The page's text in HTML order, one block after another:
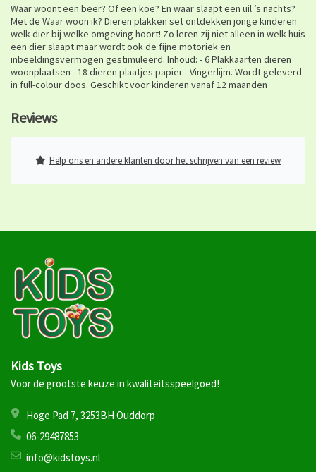
Waar woont een beer? Of een koe? En waar slaapt een uil ’s nachts?
Met de Waar woon ik? Dieren plakken set ontdekken jonge kinderen
welk dier bij welke omgeving hoort! Zo leren zij niet alleen in welk huis
een dier slaapt maar wordt ook de fijne motoriek en
inbeeldingsvermogen gestimuleerd. Inhoud: - 6 Plakkaarten dieren
woonplaatsen - 18 dieren plaatjes papier - Vingerlijm. Wordt geleverd
in full-colour doos. Geschikt voor kinderen vanaf 12 maanden
Reviews
Help ons en andere klanten door het schrijven van een review
Kids Toys
Voor de grootste keuze in kwaliteitsspeelgoed!
Hoge Pad 7, 3253BH Ouddorp
06-29487853
info@kidstoys.nl